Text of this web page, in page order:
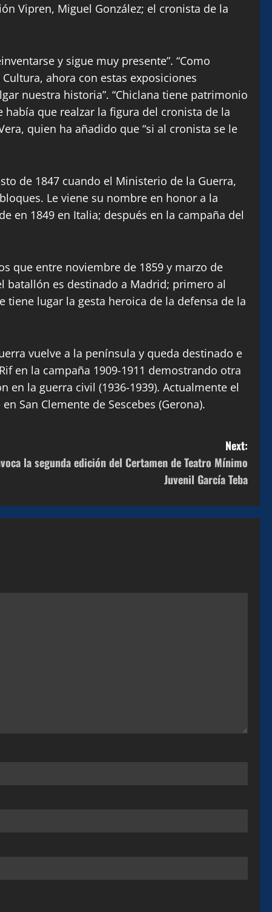
Vipren, Miguel González; el cronista de la
y sigue muy presente”. “Como
ahora con estas exposiciones
nuestra historia”. “Chiclana tiene patrimonio
que realzar la figura del cronista de la
quien ha añadido que “si al cronista se le
de 1847 cuando el Ministerio de la Guerra,
Le viene su nombre en honor a la
en 1849 en Italia; después en la campaña del
que entre noviembre de 1859 y marzo de
batallón es destinado a Madrid; primero al
tiene lugar la gesta heroica de la defensa de la
vuelve a la península y queda destinado e
en la campaña 1909-1911 demostrando otra
en la guerra civil (1936-1939). Actualmente el
San Clemente de Sescebes (Gerona).
Next:
la segunda edición del Certamen de Teatro Mínimo
Juvenil García Teba